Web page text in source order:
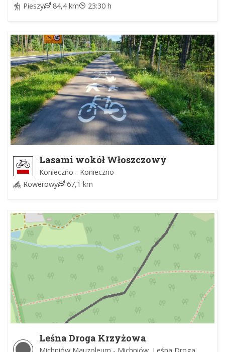
Pieszy 84,4 km 23:30 h
Lasami wokół Włoszczowy
Konieczno - Konieczno
Rowerowy
67,1 km
Leśna Droga Krzyżowa
Michniów Mauzoleum - Michniów, Leśna Droga